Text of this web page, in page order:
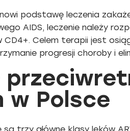
podstawę leczenia
AIDS, leczenie należy
Celem terapii jest
progresji choroby i
w Polsce